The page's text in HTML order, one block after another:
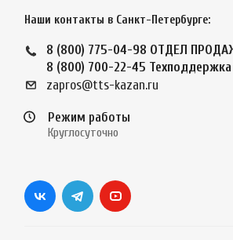
Наши контакты в Санкт-Петербурге:
8 (800) 775-04-98 ОТДЕЛ
8 (800) 700-22-45
zapros@tts-kazan.ru
Режим работы
Круглосуточно